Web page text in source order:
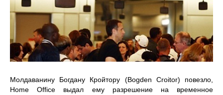
Молдаванину Богдану Кройтору (Bogden Croitor) повезло,
Home Office выдал ему разрешение на временное